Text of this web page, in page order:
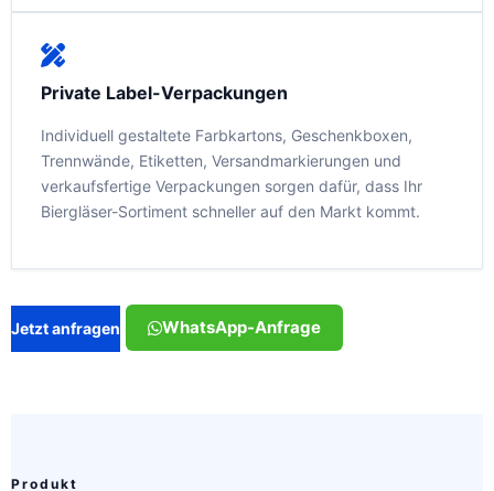
Private Label-Verpackungen
Individuell gestaltete Farbkartons, Geschenkboxen,
Trennwände, Etiketten, Versandmarkierungen und
verkaufsfertige Verpackungen sorgen dafür, dass Ihr
Biergläser-Sortiment schneller auf den Markt kommt.
Jetzt anfragen WhatsApp-Anfrage
Produkt